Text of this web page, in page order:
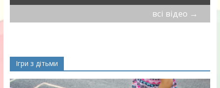
всі відео →
Ігри з дітьми